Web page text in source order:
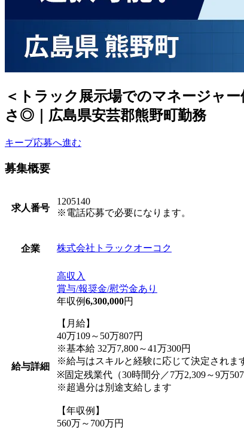
＜トラック展示場でのマネージャ
さ◎｜広島県安芸郡熊野町勤務
キープ応募へ進む
募集概要
求人番号
1205140
※電話応募で必要になります。
企業 株式会社トラックオーコク
給与詳細
高収入
賞与/報奨金/慰労金あり
年収例6,300,000円
【月給】
40万109～50万807円
※基本給 32万7,800～41万300円
※給与はスキルと経験に応じて決定されま
※固定残業代（30時間分／7万2,309～9万507
※超過分は別途支給します
【年収例】
560万～700万円